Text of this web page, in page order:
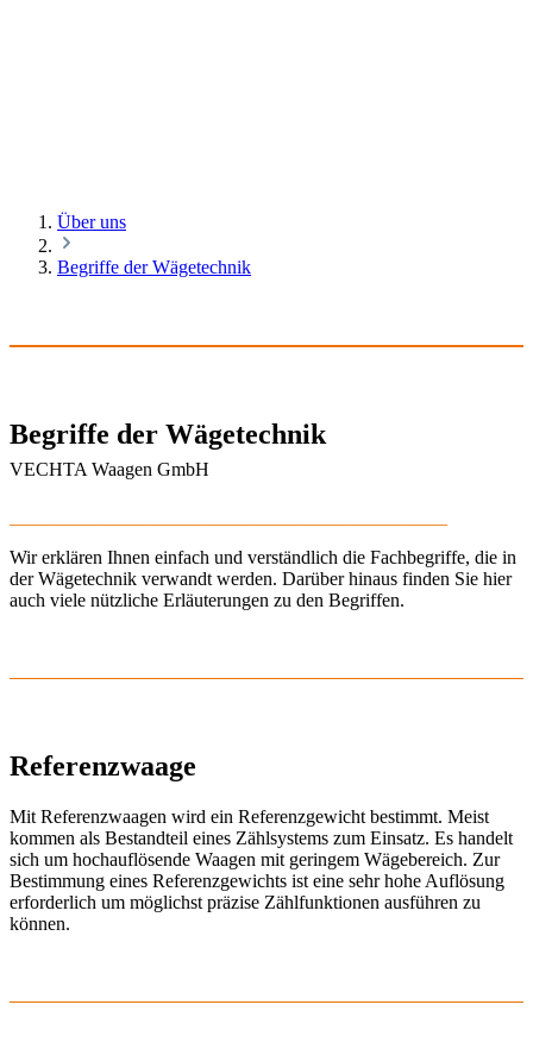
Über uns
Begriffe der Wägetechnik
Begriffe der Wägetechnik
VECHTA Waagen GmbH
Wir erklären Ihnen einfach und verständlich die Fachbegriffe, die in
der Wägetechnik verwandt werden. Darüber hinaus finden Sie hier
auch viele nützliche Erläuterungen zu den Begriffen.
Referenzwaage
Mit Referenzwaagen wird ein Referenzgewicht bestimmt. Meist
kommen als Bestandteil eines Zählsystems zum Einsatz. Es handelt
sich um hochauflösende Waagen mit geringem Wägebereich. Zur
Bestimmung eines Referenzgewichts ist eine sehr hohe Auflösung
erforderlich um möglichst präzise Zählfunktionen ausführen zu
können.